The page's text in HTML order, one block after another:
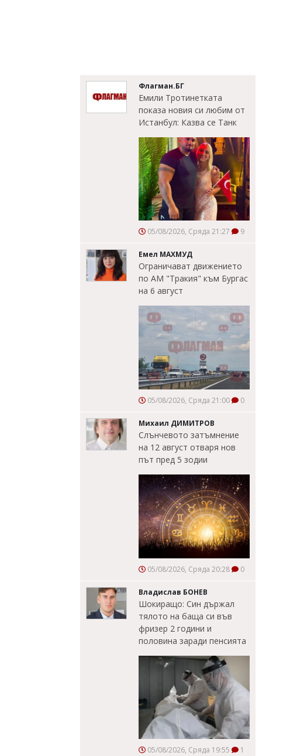
Флагман.БГ
Емили Тротинетката
показа новия си любим от
Истанбул: Казва се Танк
05/08/2026, Сряда 21:27 9
Емел МАХМУД
Ограничават движението
по АМ "Тракия" към Бургас
на 6 август
05/08/2026, Сряда 21:00 0
Михаил ДИМИТРОВ
Слънчевото затъмнение
на 12 август отваря нов
път пред 5 зодии
05/08/2026, Сряда 20:28 0
Владислав БОНЕВ
Шокиращо: Син държал
тялото на баща си във
фризер 2 години и
половина заради пенсията
05/08/2026, Сряда 19:55 1